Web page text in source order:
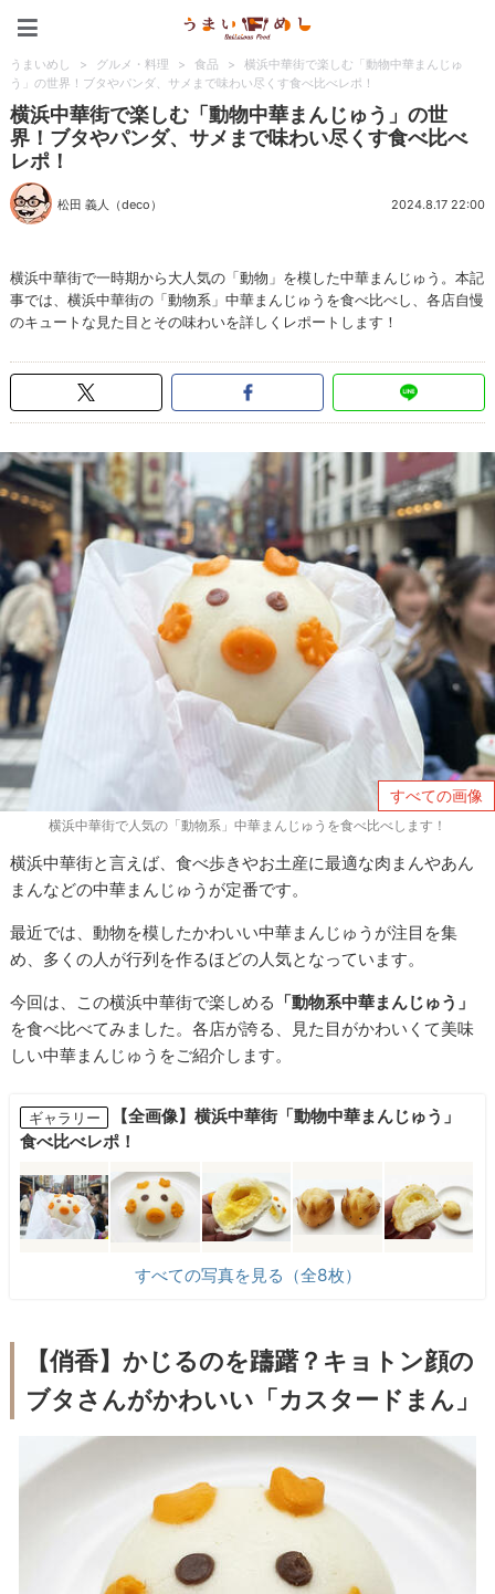
うまいめし > グルメ・料理 > 食品 >
横浜中華街で楽しむ「動物中華まんじゅ
う」の世界！ブタやパンダ、サメまで味わい尽くす食べ比べレポ！
横浜中華街で楽しむ「動物中華まんじゅう」の世
界！ブタやパンダ、サメまで味わい尽くす食べ比べ
レポ！
松田 義人（deco） 2024.8.17 22:00
横浜中華街で一時期から大人気の「動物」を模した中華まんじゅう。本記
事では、横浜中華街の「動物系」中華まんじゅうを食べ比べし、各店自慢
のキュートな見た目とその味わいを詳しくレポートします！
すべての画像
横浜中華街で人気の「動物系」中華まんじゅうを食べ比べします！
横浜中華街と言えば、食べ歩きやお土産に最適な肉まんやあん
まんなどの中華まんじゅうが定番です。
最近では、動物を模したかわいい中華まんじゅうが注目を集
め、多くの人が行列を作るほどの人気となっています。
今回は、この横浜中華街で楽しめる 「動物系中華まんじゅう」
を食べ比べてみました。各店が誇る、見た目がかわいくて美味
しい中華まんじゅうをご紹介します。
ギャラリー
【全画像】横浜中華街「動物中華まんじゅう」
食べ比べレポ！
すべての写真を見る（全8枚）
【俏香】かじるのを躊躇？キョトン顔の
ブタさんがかわいい「カスタードまん」